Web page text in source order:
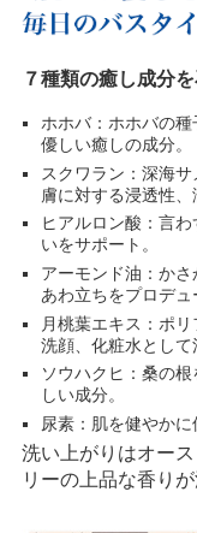
７種類の癒し成分
ホホバ：ホホバの
優しい癒しの成分。
スクワラン：深海
膚に対する浸透性、
ヒアルロン酸：言
いをサポート。
アーモンド油：か
あわ立ちをプロデュ
月桃葉エキス：ポ
洗顔、化粧水として
ソウハクヒ：桑の
しい成分。
尿素：肌を健やかに
洗い上がりはオー
リーの上品な香りが